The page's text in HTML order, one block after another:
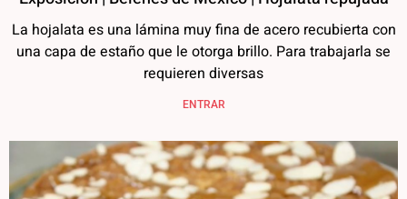
La hojalata es una lámina muy fina de acero recubierta con
una capa de estaño que le otorga brillo. Para trabajarla se
requieren diversas
ENTRAR